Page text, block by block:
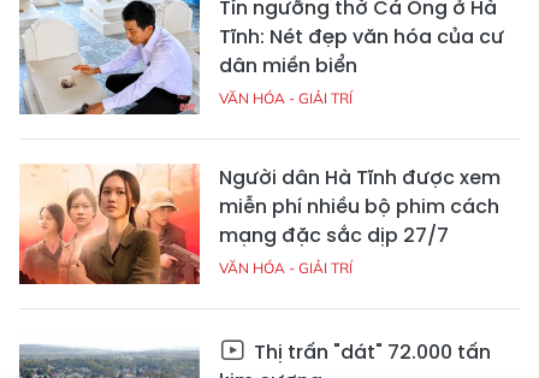
Tín ngưỡng thờ Cá Ông ở Hà
Tĩnh: Nét đẹp văn hóa của cư
dân miền biển
VĂN HÓA - GIẢI TRÍ
Người dân Hà Tĩnh được xem
miễn phí nhiều bộ phim cách
mạng đặc sắc dịp 27/7
VĂN HÓA - GIẢI TRÍ
Thị trấn "dát" 72.000 tấn